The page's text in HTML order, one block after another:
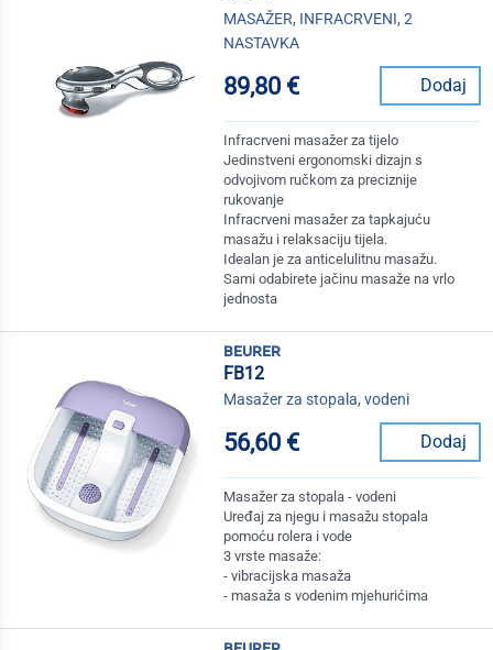
MASAŽER, INFRACRVENI, 2
NASTAVKA
89,80 € Dodaj
Infracrveni masažer za tijelo
Jedinstveni ergonomski dizajn s
odvojivom ručkom za preciznije
rukovanje
Infracrveni masažer za tapkajuću
masažu i relaksaciju tijela.
Idealan je za anticelulitnu masažu.
Sami odabirete jačinu masaže na vrlo
jednosta
beurer
FB12
Masažer za stopala, vodeni
56,60 € Dodaj
Masažer za stopala - vodeni
Uređaj za njegu i masažu stopala
pomoću rolera i vode
3 vrste masaže:
- vibracijska masaža
- masaža s vodenim mjehurićima